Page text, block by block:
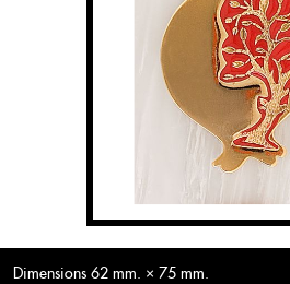
Dimensions 62 mm. × 75 mm.